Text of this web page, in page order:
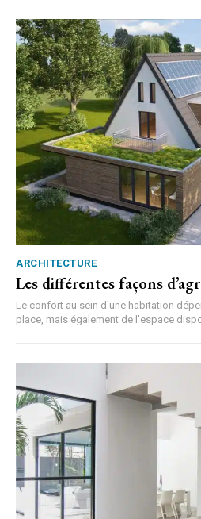
ARCHITECTURE
Les différentes façons
Le confort au sein d'une habitation
place, mais également de l'espace